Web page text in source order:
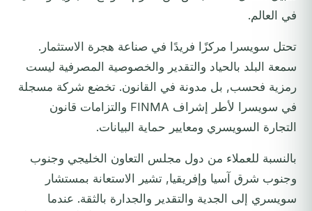
في العالم.
تحتل سويسرا مركزًا فريدًا في صناعة هجرة الاستثمار.
سمعة البلد بالحياد والتقدير والخصوصية المصرفية ليست
رمزية فحسب, بل مدونة في القانون. تخضع شركة مسجلة
في سويسرا لأطر إشراف FINMA والتزامات قانون
التجارة السويسري ومعايير حماية البيانات.
بالنسبة للعملاء من دول مجلس التعاون الخليجي وجنوب
وجنوب شرق آسيا وإفريقيا, تشير الاستعانة بمستشار
سويسري إلى الجدية والتقدير والجدارة بالثقة. عندما